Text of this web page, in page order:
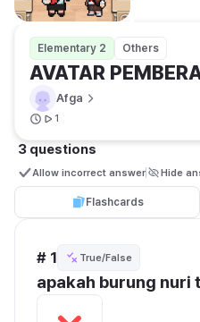
Elementary 2 Others
AVATAR
Afga
1
3 questions
Allow incorrect answer Hide
Flashcards
# 1 True/False
apakah burung nuri